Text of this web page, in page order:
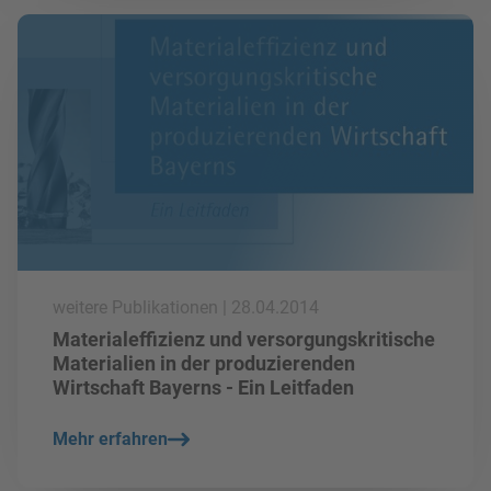
weitere Publikationen | 28.04.2014
Materialeffizienz und versorgungskritische
Materialien in der produzierenden
Wirtschaft Bayerns - Ein Leitfaden
Mehr erfahren